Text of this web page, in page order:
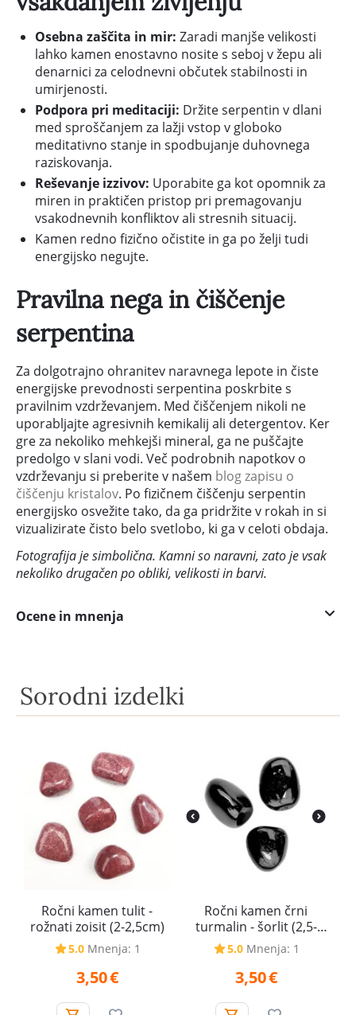
Osebna zaščita in mir: Zaradi manjše velikosti
lahko kamen enostavno nosite s seboj v žepu ali
denarnici za celodnevni občutek stabilnosti in
umirjenosti.
Podpora pri meditaciji: Držite serpentin v dlani
med sproščanjem za lažji vstop v globoko
meditativno stanje in spodbujanje duhovnega
raziskovanja.
Reševanje izzivov: Uporabite ga kot opomnik za
miren in praktičen pristop pri premagovanju
vsakodnevnih konfliktov ali stresnih situacij.
Kamen redno fizično očistite in ga po želji tudi
energijsko negujte.
Pravilna nega in čiščenje
serpentina
Za dolgotrajno ohranitev naravnega lepote in čiste
energijske prevodnosti serpentina poskrbite s
pravilnim vzdrževanjem. Med čiščenjem nikoli ne
uporabljajte agresivnih kemikalij ali detergentov. Ker
gre za nekoliko mehkejši mineral, ga ne puščajte
predolgo v slani vodi. Več podrobnih napotkov o
vzdrževanju si preberite v našem blog zapisu o
čiščenju kristalov. Po fizičnem čiščenju serpentin
energijsko osvežite tako, da ga pridržite v rokah in si
vizualizirate čisto belo svetlobo, ki ga v celoti obdaja.
Fotografija je simbolična. Kamni so naravni, zato je vsak
nekoliko drugačen po obliki, velikosti in barvi.
Ocene in mnenja
Sorodni izdelki
Ročni kamen tulit -
rožnati zoisit (2-2,5cm)
5.0 Mnenja: 1
3,50€
Ročni kamen črni
turmalin - šorlit (2,5-
3cm)
5.0 Mnenja: 1
3,50€